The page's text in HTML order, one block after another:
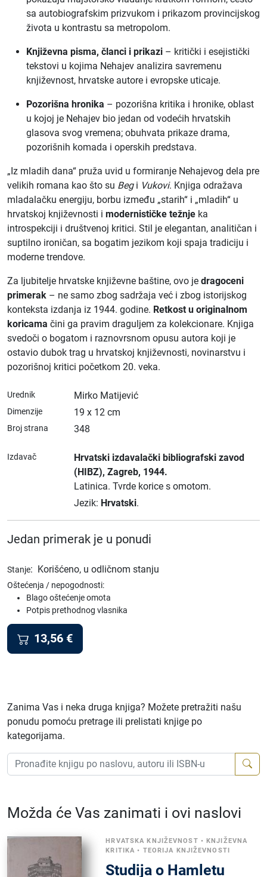
sa autobiografskim prizvukom i prikazom provincijskog
života u kontrastu sa metropolom.
Književna pisma, članci i prikazi – kritički i esejistički
tekstovi u kojima Nehajev analizira savremenu
književnost, hrvatske autore i evropske uticaje.
Pozorišna hronika – pozorišna kritika i hronike, oblast
u kojoj je Nehajev bio jedan od vodećih hrvatskih
glasova svog vremena; obuhvata prikaze drama,
pozorišnih komada i operskih predstava.
„Iz mladih dana“ pruža uvid u formiranje Nehajevog dela pre
velikih romana kao što su Begi Vukovi. Knjiga odražava
mladalačku energiju, borbu između „starih“ i „mladih“ u
hrvatskoj književnosti i modernističke težnje ka
introspekciji i društvenoj kritici. Stil je elegantan, analitičan i
suptilno ironičan, sa bogatim jezikom koji spaja tradiciju i
moderne trendove.
Za ljubitelje hrvatske književne baštine, ovo je dragoceni
primerak – ne samo zbog sadržaja već i zbog istorijskog
konteksta izdanja iz 1944. godine. Retkost u originalnom
koricama čini ga pravim draguljem za kolekcionare. Knjiga
svedoči o bogatom i raznovrsnom opusu autora koji je
ostavio dubok trag u hrvatskoj književnosti, novinarstvu i
pozorišnoj kritici početkom 20. veka.
Urednik Mirko Matijević
Dimenzije 19 x 12 cm
Broj strana 348
Izdavač
Hrvatski izdavalački bibliografski zavod
(HIBZ), Zagreb, 1944.
Latinica. Tvrde korice s omotom.
Jezik: Hrvatski.
Jedan primerak je u ponudi
Stanje: Korišćeno, u odličnom stanju
Oštećenja / nepogodnosti:
Blago oštećenje omota
Potpis prethodnog vlasnika
13,56 €
Zanima Vas i neka druga knjiga? Možete pretražiti našu
ponudu pomoću pretrage ili prelistati knjige po
kategorijama.
Možda će Vas zanimati i ovi naslovi
HRVATSKA KNJIŽEVNOST •KNJIŽEVNA
KRITIKA • TEORIJA KNJIŽEVNOSTI
Studija o Hamletu